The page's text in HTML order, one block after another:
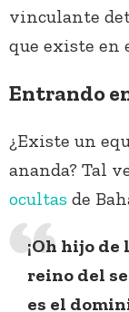
vinculante
que existe en
Entrando
¿Existe un
ananda? Tal
ocultas de
¡Oh hijo de
reino del
es el